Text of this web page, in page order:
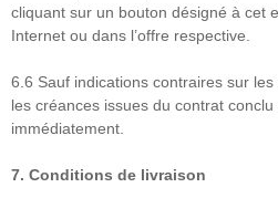
cliquant sur un bouton désigné à cet
Internet ou dans l’offre respective.
6.6 Sauf indications contraires sur les
les créances issues du contrat
immédiatement.
7. Conditions de livraison